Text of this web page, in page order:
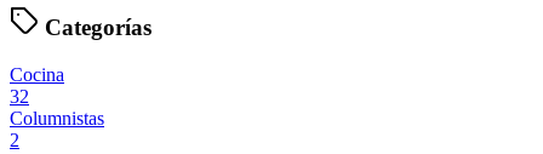
Categorías
Cocina
32
Columnistas
2